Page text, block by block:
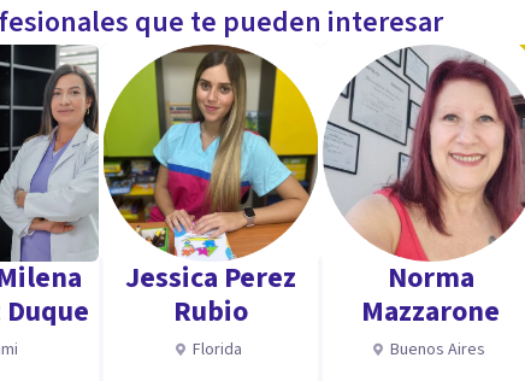
explorar tus desafíos y trabajar juntos hacia encontrar la
vida más plena y saludable!
del deporte. El objetivo es potenciar tu mente, y trabajar con los
que pueden estar afectándote en tu día a día.
que te pueden interesar
Jessica Perez
Rubio
Florida
Norma
Mazzarone
Buenos Aires